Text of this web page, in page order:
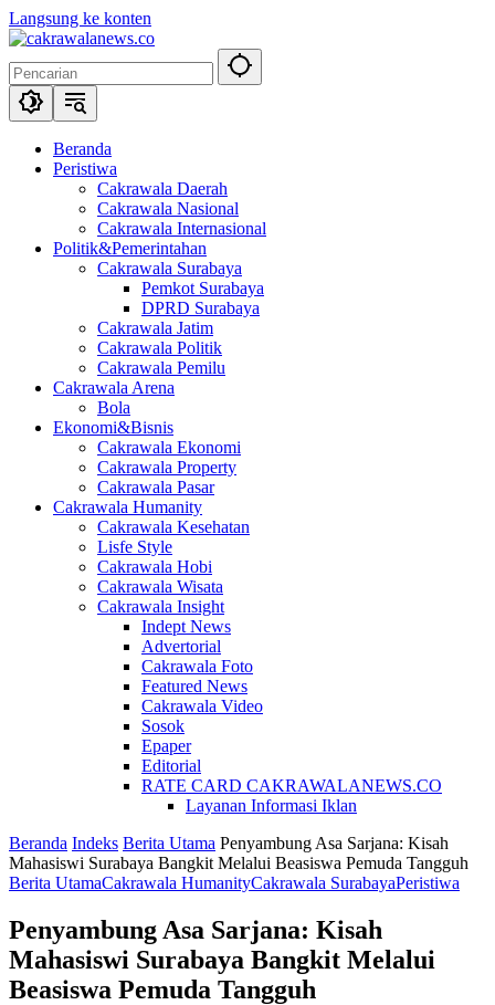
Langsung ke konten
Beranda
Peristiwa
Cakrawala Daerah
Cakrawala Nasional
Cakrawala Internasional
Politik&Pemerintahan
Cakrawala Surabaya
Pemkot Surabaya
DPRD Surabaya
Cakrawala Jatim
Cakrawala Politik
Cakrawala Pemilu
Cakrawala Arena
Bola
Ekonomi&Bisnis
Cakrawala Ekonomi
Cakrawala Property
Cakrawala Pasar
Cakrawala Humanity
Cakrawala Kesehatan
Lisfe Style
Cakrawala Hobi
Cakrawala Wisata
Cakrawala Insight
Indept News
Advertorial
Cakrawala Foto
Featured News
Cakrawala Video
Sosok
Epaper
Editorial
RATE CARD CAKRAWALANEWS.CO
Layanan Informasi Iklan
Beranda Indeks Berita Utama Penyambung Asa Sarjana: Kisah
Mahasiswi Surabaya Bangkit Melalui Beasiswa Pemuda Tangguh
Berita UtamaCakrawala HumanityCakrawala SurabayaPeristiwa
Penyambung Asa Sarjana: Kisah
Mahasiswi Surabaya Bangkit Melalui
Beasiswa Pemuda Tangguh